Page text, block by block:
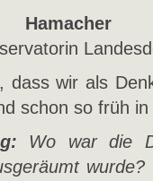
dass wir als
schon so früh
Wo war die